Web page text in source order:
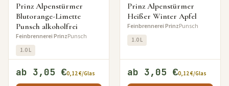
Prinz Alpenstürmer
Blutorange-Limette
Punsch alkoholfrei
Feinbrennerei PrinzPunsch
1.0 L
ab 3,05 €0,12 €/Glas
Prinz Alpenstürmer
Heißer Winter Apfel
Feinbrennerei PrinzPunsch
1.0 L
ab 3,05 €0,12 €/Glas